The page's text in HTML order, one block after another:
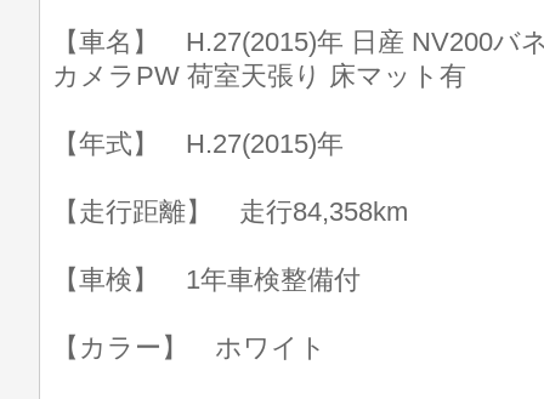
【車名】 H.27(2015)年 日産 NV200バ
カメラPW 荷室天張り 床マット有
【年式】 H.27(2015)年
【走行距離】 走行84,358km
【車検】 1年車検整備付
【カラー】 ホワイト